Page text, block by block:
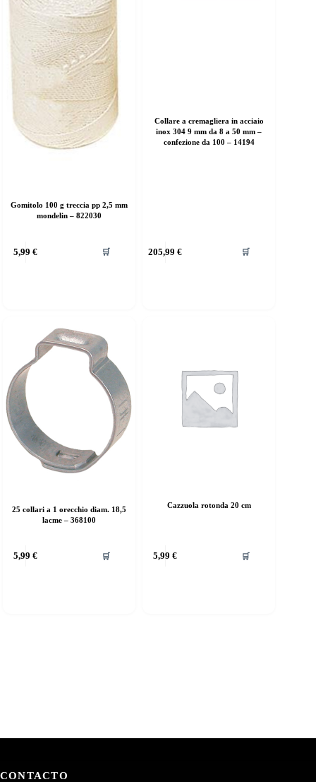
Gomitolo 100 g treccia pp 2,5 mm
mondelin – 822030
5,99€ 🛒
Collare a cremagliera in acciaio
inox 304 9 mm da 8 a 50 mm –
confezione da 100 – 14194
205,99€ 🛒
25 collari a 1 orecchio diam. 18,5
lacme – 368100
5,99€ 🛒
Cazzuola rotonda 20 cm
5,99€ 🛒
CONTACTO